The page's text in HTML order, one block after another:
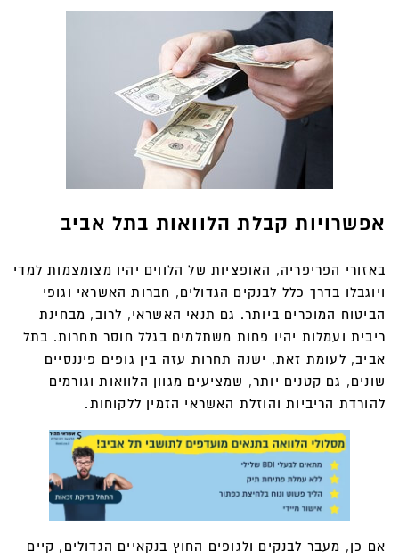
אפשרויות קבלת הלוואות בתל אביב
באזורי הפריפריה, האופציות של הלווים יהיו מצומצמות למדי
ויוגבלו בדרך כלל לבנקים הגדולים, חברות האשראי וגופי
הביטוח המוכרים ביותר. גם תנאי האשראי, לרוב, מבחינת
ריבית ועמלות יהיו פחות משתלמים בגלל חוסר תחרות. בתל
אביב, לעומת זאת, ישנה תחרות עזה בין גופים פיננסיים
שונים, גם קטנים יותר, שמציעים מגוון הלוואות וגורמים
להורדת הריביות והוזלת האשראי הזמין ללקוחות.
אם כן, מעבר לבנקים ולגופים החוץ בנקאיים הגדולים, קיים